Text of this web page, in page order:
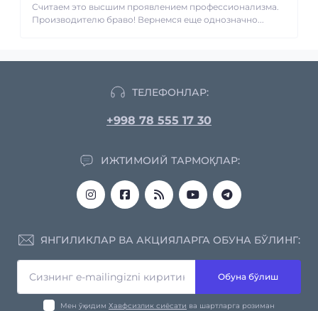
Считаем это высшим проявлением профессионализма.
Производителю браво! Вернемся еще однозначно...
ТЕЛЕФОНЛАР:
+998 78 555 17 30
ИЖТИМОИЙ ТАРМОҚЛАР:
ЯНГИЛИКЛАР ВА АКЦИЯЛАРГА ОБУНА БЎЛИНГ:
Обуна бўлиш
Мен ўқидим Хавфсизлик сиёсати ва шартларга розиман